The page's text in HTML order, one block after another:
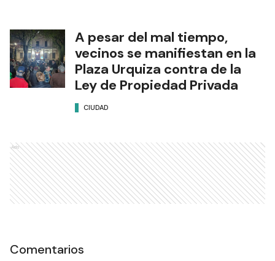
A pesar del mal tiempo,
vecinos se manifiestan en la
Plaza Urquiza contra de la
Ley de Propiedad Privada
CIUDAD
Ads
Comentarios